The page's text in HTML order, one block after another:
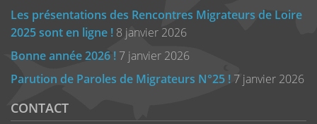
Les présentations des Rencontres Migrateurs de Loire
2025 sont en ligne ! 8 janvier 2026
Bonne année 2026 ! 7 janvier 2026
Parution de Paroles de Migrateurs N°25 ! 7 janvier 2026
CONTACT